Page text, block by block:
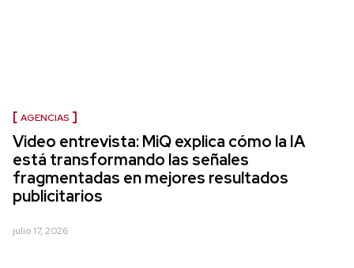
AGENCIAS
Video entrevista: MiQ explica cómo la IA
está transformando las señales
fragmentadas en mejores resultados
publicitarios
julio 17, 2026